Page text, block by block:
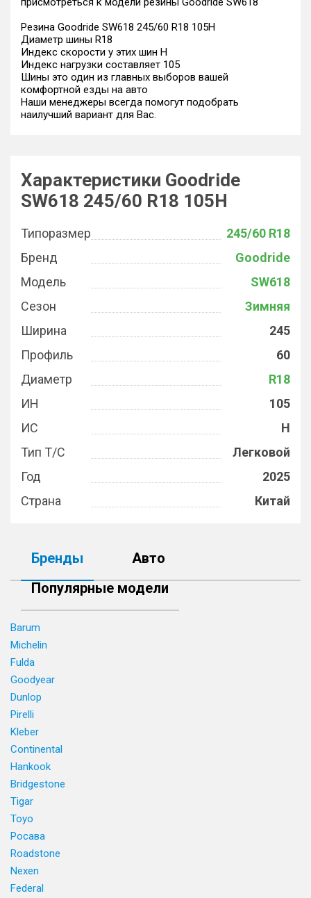
Резина Goodride SW618 245/60 R18 105H
Диаметр шины R18
Индекс скорости у этих шин H
Индекс нагрузки составляет 105
Шины это один из главных выборов вашей
комфортной езды на авто
Наши менеджеры всегда помогут подобрать
наилучший вариант для Вас.
Характеристики Goodride
SW618 245/60 R18 105H
Типоразмер
245/60 R18
Бренд
Goodride
Модель
SW618
Сезон
Зимняя
Ширина
245
Профиль
60
Диаметр
R18
ИН
105
ИС
H
Тип Т/С
Легковой
Год
2025
Страна
Китай
Бренды
Авто
Популярные модели
Barum
Michelin
Fulda
Goodyear
Dunlop
Pirelli
Kleber
Continental
Hankook
Bridgestone
Tigar
Toyo
Росава
Roadstone
Nexen
Federal